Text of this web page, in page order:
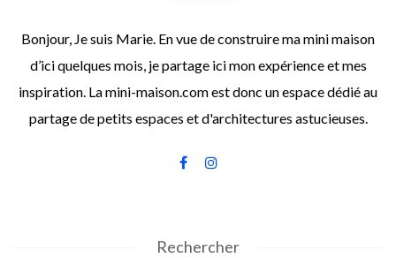
Bonjour, Je suis Marie. En vue de construire ma mini maison
d’ici quelques mois, je partage ici mon expérience et mes
inspiration. La mini-maison.com est donc un espace dédié au
partage de petits espaces et d'architectures astucieuses.
Rechercher